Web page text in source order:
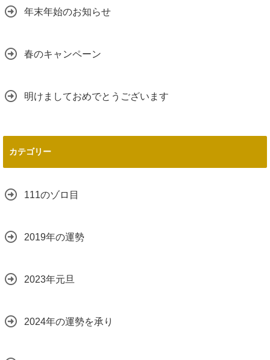
年末年始のお知らせ
春のキャンペーン
明けましておめでとうございます
カテゴリー
111のゾロ目
2019年の運勢
2023年元旦
2024年の運勢を承り